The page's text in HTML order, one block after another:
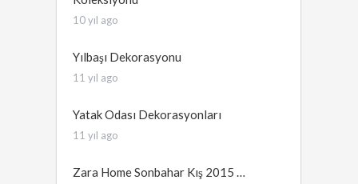
10 yıl ago
Yılbaşı Dekorasyonu
11 yıl ago
Yatak Odası Dekorasyonları
11 yıl ago
Zara Home Sonbahar Kış 2015 …